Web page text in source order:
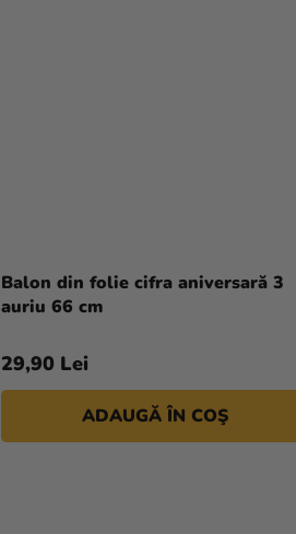
Balon din folie cifra aniversară 3
auriu 66 cm
29,90 Lei
ADAUGĂ ÎN COŞ